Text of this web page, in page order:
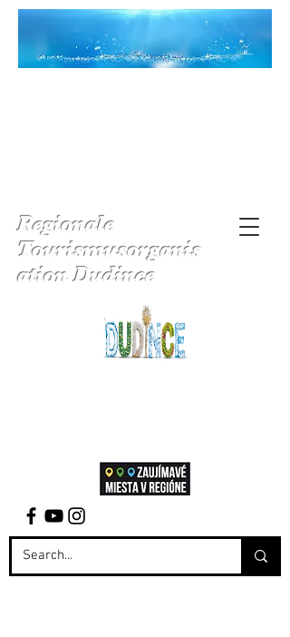
Regionale
Tourismusorganis
ation Dudince